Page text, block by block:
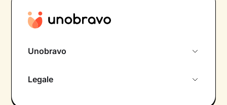
Unobravo
Legale